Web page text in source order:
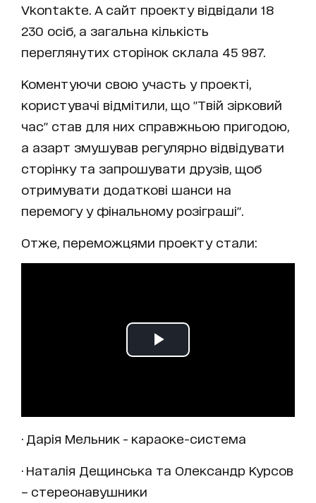
Vkontakte. А сайт проекту відвідали 18
230 осіб, а загальна кількість
переглянутих сторінок склала 45 987.
Коментуючи свою участь у проекті,
користувачі відмітили, що "Твій зірковий
час" став для них справжньою пригодою,
а азарт змушував регулярно відвідувати
сторінку та запрошувати друзів, щоб
отримувати додаткові шанси на
перемогу у фінальному розіграші".
Отже, переможцями проекту стали:
· Дарія Мельник - караоке-система
· Наталія Дещинська та Олександр Курсов
– стереонавушники